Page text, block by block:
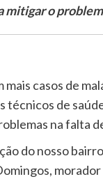
mitigar o
mais casos de
técnicos de
na falta
do nosso